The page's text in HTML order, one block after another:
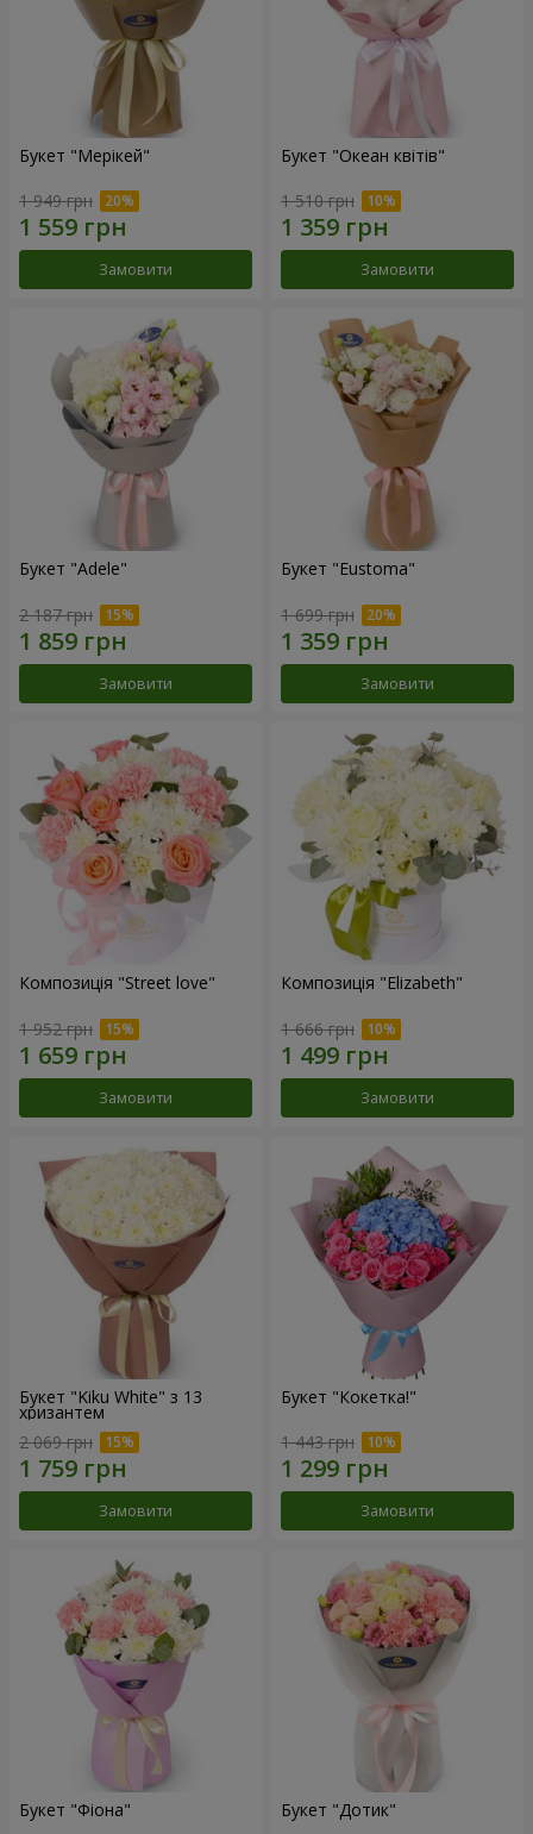
Букет "Мерікей"
1 949 грн
Замовити
Букет "Океан квітів"
1 510 грн
Замовити
Букет "Adele"
2 187 грн
Замовити
Букет "Eustoma"
1 699 грн
Замовити
Композиція "Street love"
1 952 грн
Замовити
Композиція "Elizabeth"
1 666 грн
Замовити
Букет "Kiku White" з 13
хризантем
2 069 грн
Замовити
Букет "Кокетка!"
1 443 грн
Замовити
Букет "Фіона" Букет "Дотик"